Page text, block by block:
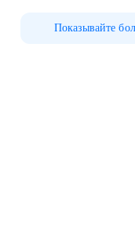
Показывайте